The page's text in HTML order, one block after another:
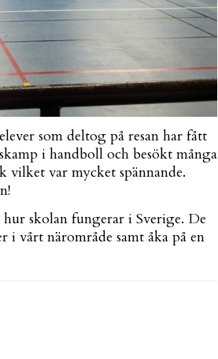
som deltog på resan har fått
i handboll och besökt många
vilket var mycket spännande.
hur skolan fungerar i Sverige. De
vårt närområde samt åka på en